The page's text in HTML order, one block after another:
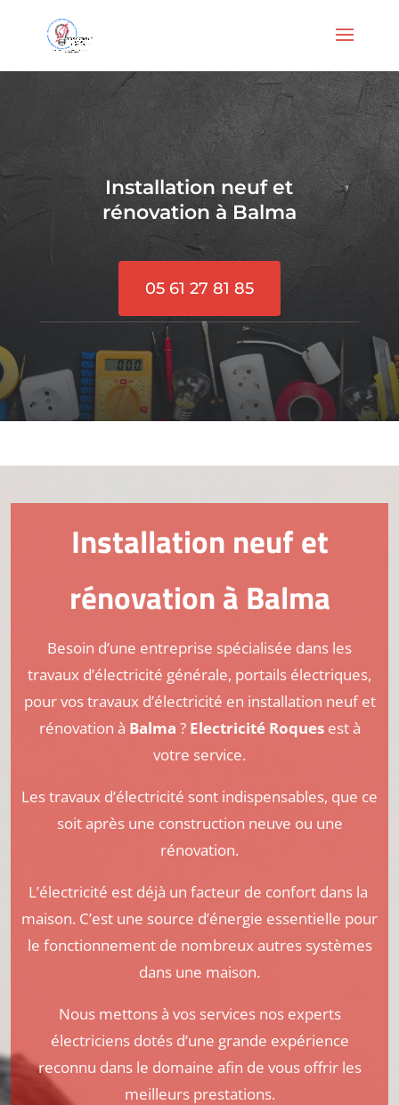
Installation neuf et
rénovation à Balma
05 61 27 81 85
Installation neuf et
rénovationà Balma
Besoin d’une entreprise spécialisée dans les
travaux d’électricité générale, portails électriques,
pour vos travaux d’électricité en installation neuf et
rénovation à Balma ? Electricité Roquesest à
votre service.
Les travaux d’électricité sont indispensables, que ce
soit après une construction neuve ou une
rénovation.
L’électricité est déjà un facteur de confort dans la
maison. C’est une source d’énergie essentielle pour
le fonctionnement de nombreuxautres systèmes
dans une maison.
Nous mettons à vos services nos experts
électriciens dotés d’une grande expérience
reconnu dans le domaine afin de vous offrir les
meilleurs prestations.